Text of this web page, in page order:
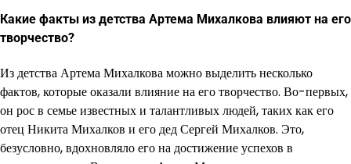
Какие факты из детства Артема Михалкова влияют на его
творчество?
Из детства Артема Михалкова можно выделить несколько
фактов, которые оказали влияние на его творчество. Во-первых,
он рос в семье известных и талантливых людей, таких как его
отец Никита Михалков и его дед Сергей Михалков. Это,
безусловно, вдохновляло его на достижение успехов в